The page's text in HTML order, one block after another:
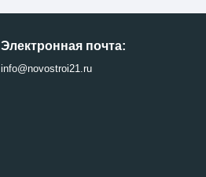
Электронная почта:
info@novostroi21.ru